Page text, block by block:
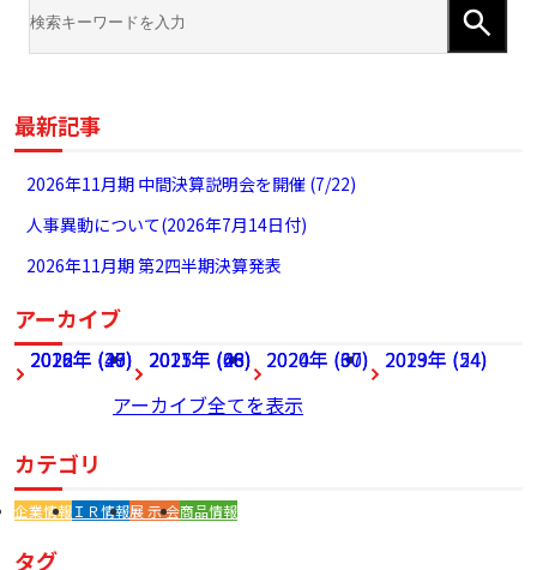
最新記事
2026年11月期 中間決算説明会を開催 (7/22)
人事異動について(2026年7月14日付)
2026年11月期 第2四半期決算発表
アーカイブ
2026年 (27) 2025年 (68) 2024年 (60) 2023年 (54)
2022年 (49) 2021年 (46) 2020年 (37) 2019年 (24)
2018年 (36)
2017年 (28)
アーカイブ全てを表示
カテゴリ
企業情報ＩＲ情報展 示 会商品情報
タグ